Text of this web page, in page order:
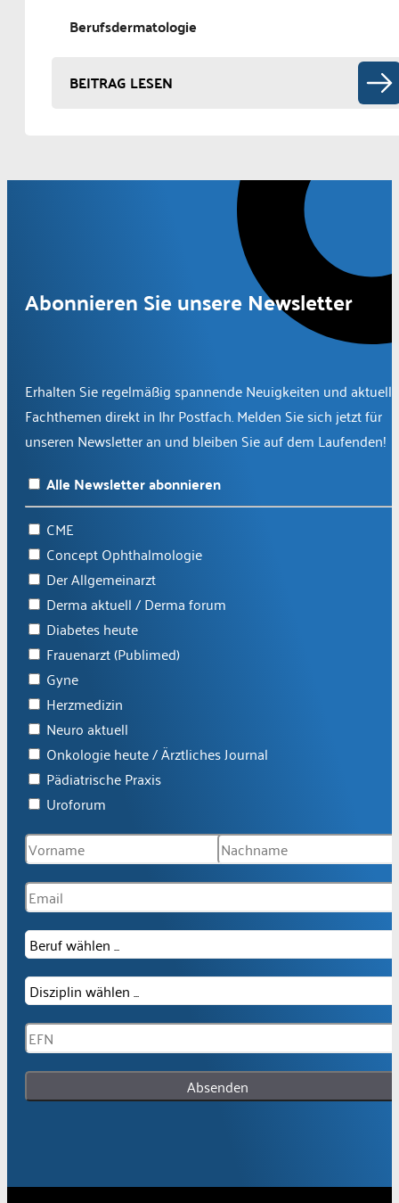
Berufsdermatologie
BEITRAG LESEN
Abonnieren Sie unsere Newsletter
Erhalten Sie regelmäßig spannende Neuigkeiten und aktuelle
Fachthemen direkt in Ihr Postfach. Melden Sie sich jetzt für
unseren Newsletter an und bleiben Sie auf dem Laufenden!
Alle Newsletter abonnieren
CME
Concept Ophthalmologie
Der Allgemeinarzt
Derma aktuell / Derma forum
Diabetes heute
Frauenarzt (Publimed)
Gyne
Herzmedizin
Neuro aktuell
Onkologie heute / Ärztliches Journal
Pädiatrische Praxis
Uroforum
Absenden